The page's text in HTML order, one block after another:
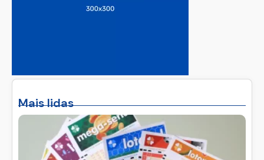
Mais lidas